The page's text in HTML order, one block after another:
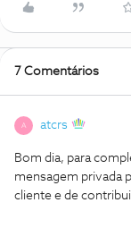
7 Comentários
A atcrs
Bom dia, para
mensagem privada
cliente e de